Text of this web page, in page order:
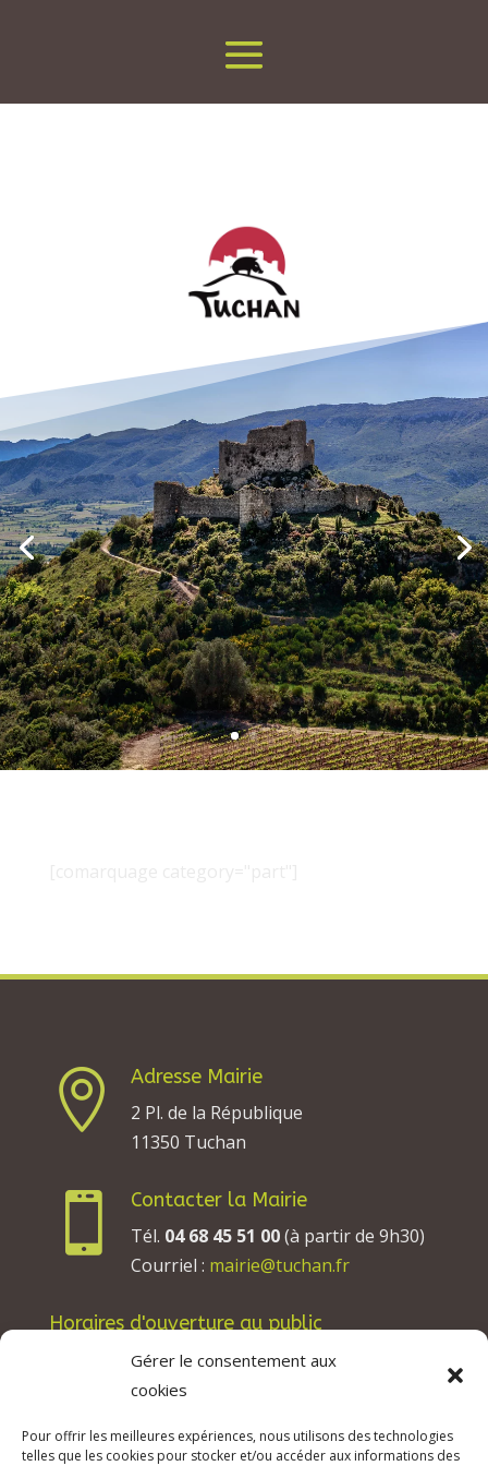
Gérer le consentement aux
cookies
Pour offrir les meilleures expériences, nous utilisons des technologies
telles que les cookies pour stocker et/ou accéder aux informations des

Adresse Mairie
2 Pl. de la République
11350 Tuchan

Contacter la Mairie
Tél. 04 68 45 51 00(à partir de 9h30)
Courriel : mairie@tuchan.fr
Horaires d'ouverture au public
Les lundis, mardis et jeudis : de 8h à 12h et de
13h30 à 17h30.
Les vendredis : de 8h à 12h.